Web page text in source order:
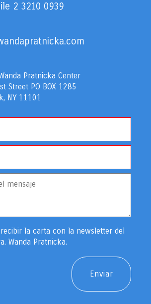
2 3210 0939
Pratnicka Center
Street PO BOX 1285
NY 11101
la carta con la newsletter del
Wanda Pratnicka.